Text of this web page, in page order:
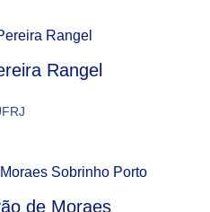
Rangel
de Moraes